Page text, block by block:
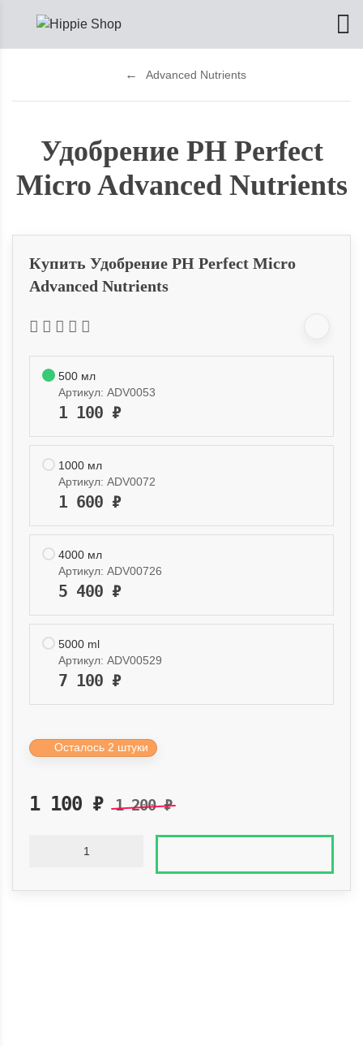
Advanced Nutrients
Удобрение PH Perfect
Micro Advanced Nutrients
Купить Удобрение PH Perfect Micro
Advanced Nutrients
500 мл
Артикул: ADV0053
1 100 ₽
1000 мл
Артикул: ADV0072
1 600 ₽
4000 мл
Артикул: ADV00726
5 400 ₽
5000 ml
Артикул: ADV00529
7 100 ₽
Осталось 2 штуки
1 100 ₽ 1 200₽